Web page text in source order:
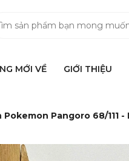
MỚI VỀ GIỚI THIỆU
Pokemon Pangoro 68/111